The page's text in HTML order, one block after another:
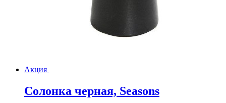
Акция
Солонка черная, Seasons